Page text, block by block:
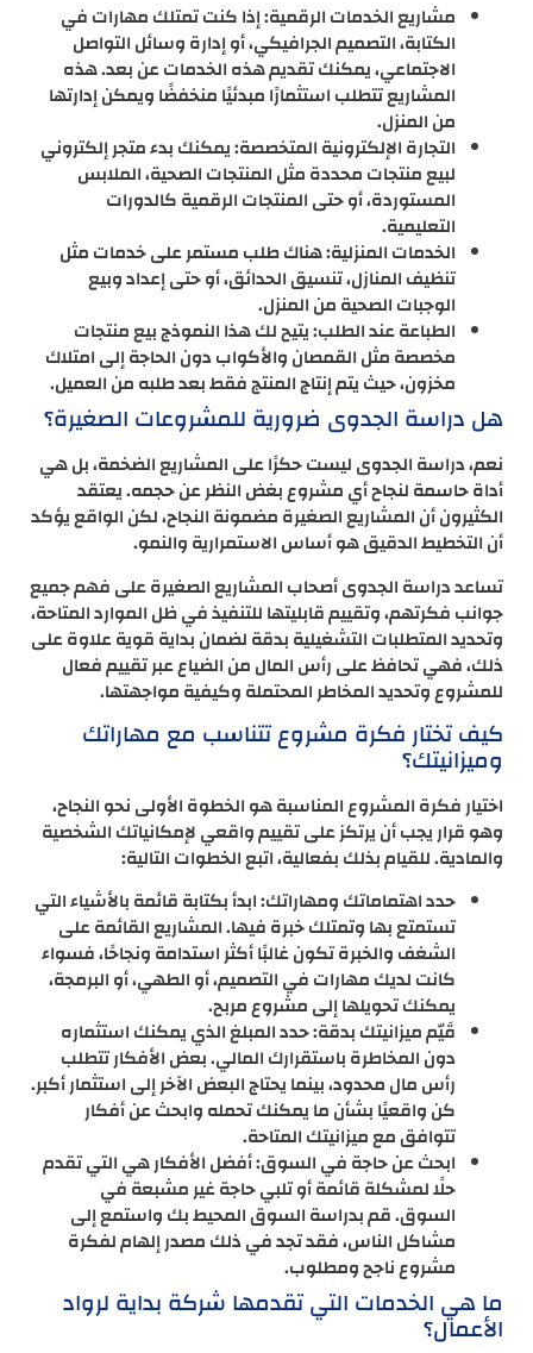
مشاريع الخدمات الرقمية: إذا كنت تمتلك مهارات في
الكتابة، التصميم الجرافيكي، أو إدارة وسائل التواصل
الاجتماعي، يمكنك تقديم هذه الخدمات عن بعد. هذه
المشاريع تتطلب استثمارًا مبدئيًا منخفضًا ويمكن إدارتها
من المنزل.
التجارة الإلكترونية المتخصصة: يمكنك بدء متجر إلكتروني
لبيع منتجات محددة مثل المنتجات الصحية، الملابس
المستوردة، أو حتى المنتجات الرقمية كالدورات
التعليمية.
الخدمات المنزلية: هناك طلب مستمر على خدمات مثل
تنظيف المنازل، تنسيق الحدائق، أو حتى إعداد وبيع
الوجبات الصحية من المنزل.
الطباعة عند الطلب: يتيح لك هذا النموذج بيع منتجات
مخصصة مثل القمصان والأكواب دون الحاجة إلى امتلاك
مخزون، حيث يتم إنتاج المنتج فقط بعد طلبه من العميل.
هل دراسة الجدوى ضرورية للمشروعات الصغيرة؟
نعم، دراسة الجدوى ليست حكرًا على المشاريع الضخمة، بل هي
أداة حاسمة لنجاح أي مشروع بغض النظر عن حجمه. يعتقد
الكثيرون أن المشاريع الصغيرة مضمونة النجاح، لكن الواقع يؤكد
أن التخطيط الدقيق هو أساس الاستمرارية والنمو.
تساعد دراسة الجدوى أصحاب المشاريع الصغيرة على فهم جميع
جوانب فكرتهم، وتقييم قابليتها للتنفيذ في ظل الموارد المتاحة،
وتحديد المتطلبات التشغيلية بدقة لضمان بداية قوية علاوة على
ذلك، فهي تحافظ على رأس المال من الضياع عبر تقييم فعال
للمشروع وتحديد المخاطر المحتملة وكيفية مواجهتها.
كيف تختار فكرة مشروع تتناسب مع مهاراتك
وميزانيتك؟
اختيار فكرة المشروع المناسبة هو الخطوة الأولى نحو النجاح،
وهو قرار يجب أن يرتكز على تقييم واقعي لإمكانياتك الشخصية
والمادية. للقيام بذلك بفعالية، اتبع الخطوات التالية:
حدد اهتماماتك ومهاراتك: ابدأ بكتابة قائمة بالأشياء التي
تستمتع بها وتمتلك خبرة فيها. المشاريع القائمة على
الشغف والخبرة تكون غالبًا أكثر استدامة ونجاحًا، فسواء
كانت لديك مهارات في التصميم، أو الطهي، أو البرمجة،
يمكنك تحويلها إلى مشروع مربح.
قَيّم ميزانيتك بدقة: حدد المبلغ الذي يمكنك استثماره
دون المخاطرة باستقرارك المالي. بعض الأفكار تتطلب
رأس مال محدود، بينما يحتاج البعض الآخر إلى استثمار أكبر.
كن واقعيًا بشأن ما يمكنك تحمله وابحث عن أفكار
تتوافق مع ميزانيتك المتاحة.
ابحث عن حاجة في السوق: أفضل الأفكار هي التي تقدم
حلًا لمشكلة قائمة أو تلبي حاجة غير مشبعة في
السوق. قم بدراسة السوق المحيط بك واستمع إلى
مشاكل الناس، فقد تجد في ذلك مصدر إلهام لفكرة
مشروع ناجح ومطلوب.
ما هي الخدمات التي تقدمها شركة بداية لرواد
الأعمال؟